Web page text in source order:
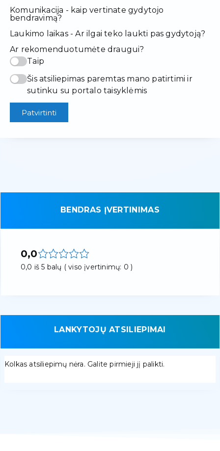
Komunikacija - kaip vertinate gydytojo
bendravimą?
Laukimo laikas - Ar ilgai teko laukti pas gydytoją?
Ar rekomenduotumėte draugui?
Taip
Šis atsiliepimas paremtas mano patirtimi ir
sutinku su portalo taisyklėmis
Patvirtinti
BENDRAS ĮVERTINIMAS
0,0
0,0 iš 5 balų ( viso įvertinimų: 0 )
LANKYTOJŲ ATSILIEPIMAI
Kolkas atsiliepimų nėra. Galite pirmieji jį palikti.